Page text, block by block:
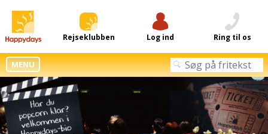
Rejseklubben Log ind Ring til os
MENU